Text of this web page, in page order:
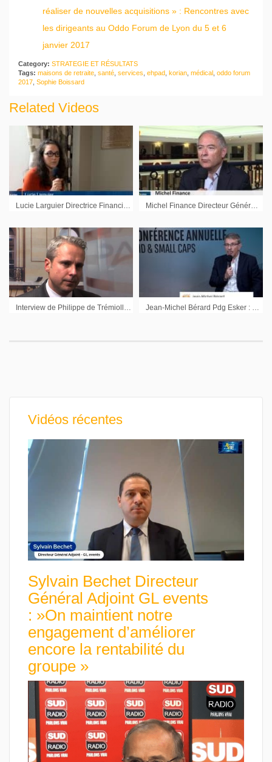
réaliser de nouvelles acquisitions » : Rencontres avec
les dirigeants au Oddo Forum de Lyon du 5 et 6
janvier 2017
Category: STRATEGIE ET RÉSULTATS
Tags: maisons de retraite santé services ehpad korian médical oddo forum
2017 Sophie Boissard
Related Videos
Lucie Larguier Directrice Financière Transgene : »La stratégie reste aussi focalisée sur les données » Michel Finance Directeur Général Theradiag : « Continuer le développement de la partie theranostic »
Vidéos récentes
Sylvain Bechet Directeur
Général Adjoint GL events
: »On maintient notre
engagement d’améliorer
encore la rentabilité du
groupe »